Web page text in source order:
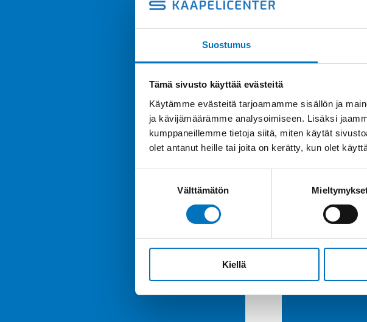
Suostumus
Tämä sivusto käyttää evästeitä
Käytämme evästeitä tarjoamamme sisällön ja
ja kävijämäärämme analysoimiseen. Lisäksi
kumppaneillemme tietoja siitä, miten käytät
olet antanut heille tai joita on kerätty, kun olet
Välttämätön
Kiellä